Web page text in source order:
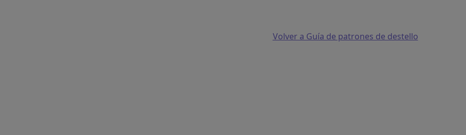
Volver a Guía de patrones de destello